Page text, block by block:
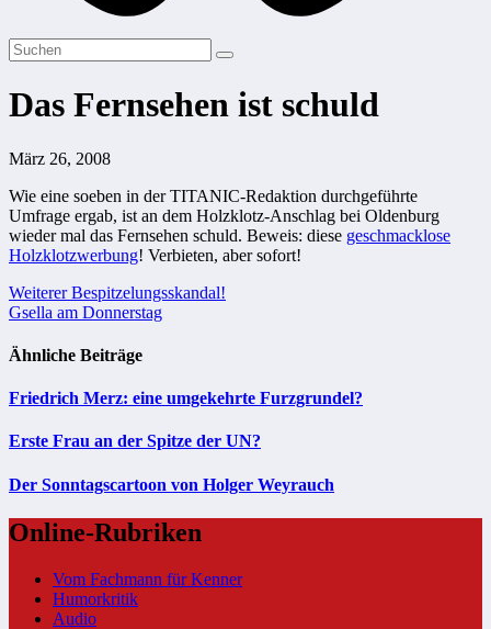
Das Fernsehen ist schuld
März 26, 2008
Wie eine soeben in der TITANIC-Redaktion durchgeführte
Umfrage ergab, ist an dem Holzklotz-Anschlag bei Oldenburg
wieder mal das Fernsehen schuld. Beweis: diese geschmacklose
Holzklotzwerbung! Verbieten, aber sofort!
Beitragsnavigation
Weiterer Bespitzelungsskandal!
Gsella am Donnerstag
Ähnliche Beiträge
Friedrich Merz: eine umgekehrte Furzgrundel?
Erste Frau an der Spitze der UN?
Der Sonntagscartoon von Holger Weyrauch
Online-Rubriken
Vom Fachmann für Kenner
Humorkritik
Audio